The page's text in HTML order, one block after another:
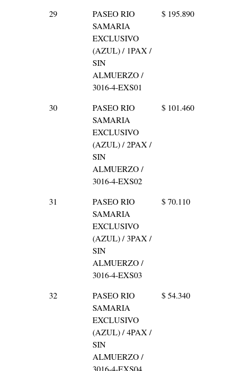
29
PASEO RIO
SAMARIA
EXCLUSIVO
(AZUL) / 1PAX /
SIN
ALMUERZO /
3016-4-EXS01
$ 195.890
30
PASEO RIO
SAMARIA
EXCLUSIVO
(AZUL) / 2PAX /
SIN
ALMUERZO /
3016-4-EXS02
$ 101.460
31
PASEO RIO
SAMARIA
EXCLUSIVO
(AZUL) / 3PAX /
SIN
ALMUERZO /
3016-4-EXS03
$ 70.110
32
PASEO RIO
SAMARIA
EXCLUSIVO
(AZUL) / 4PAX /
SIN
ALMUERZO /
$ 54.340